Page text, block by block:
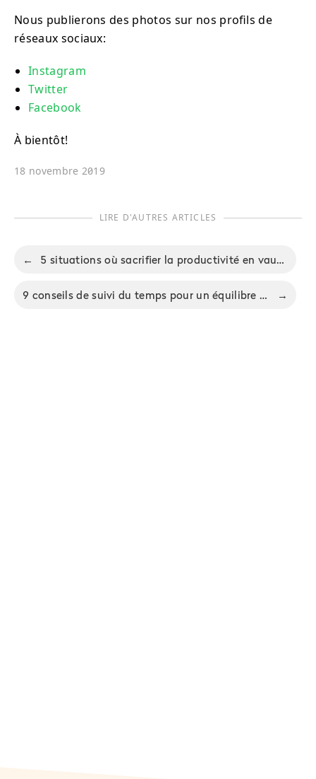
Nous publierons des photos sur nos profils de
réseaux sociaux:
Instagram
Twitter
Facebook
À bientôt!
18 novembre 2019
LIRE D'AUTRES ARTICLES
← 5 situations où sacrifier la productivité en vaut la peine
9 conseils de suivi du temps pour un équilibre travail-vie →